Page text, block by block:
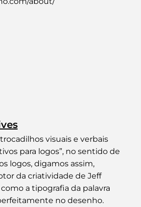
visuais e verbais
para logos”, no sentido de
logos, digamos assim,
da criatividade de Jeff
a tipografia da palavra
no desenho.